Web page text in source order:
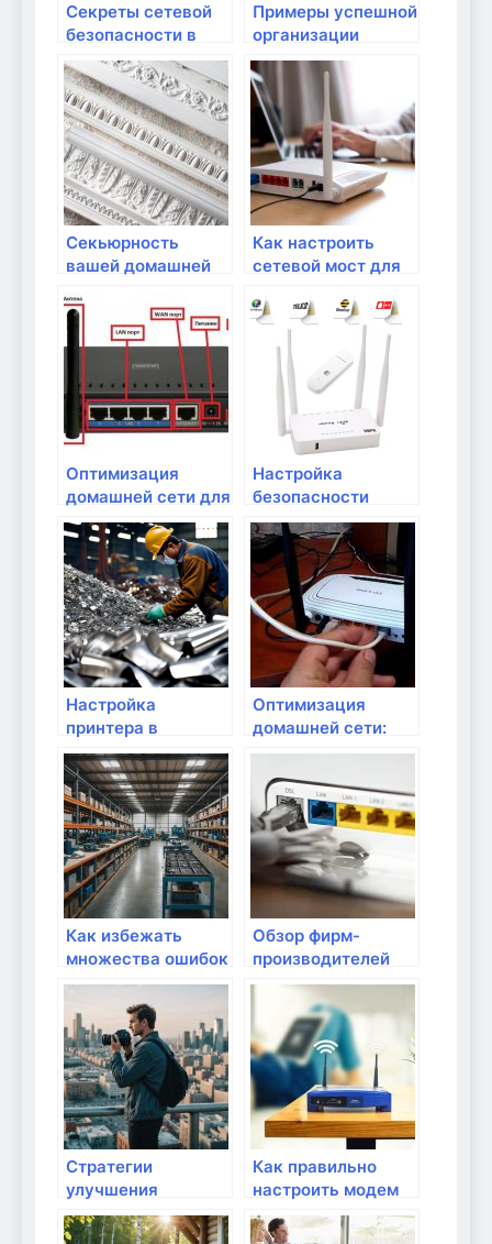
Секреты сетевой
безопасности в
вашем доме
Примеры успешной
организации
домашней сети
Секьюрность
вашей домашней
распространенные
угрозы
Как настроить
сетевой мост для
Оптимизация
домашней сети для
работы в условиях
удаленного
доступа
Настройка
безопасности
домашней сети:
советы и
рекомендации
Настройка
принтера в
домашней сети
Оптимизация
домашней сети:
что важно знать?
Как избежать
множества ошибок
в настройках
домашней сети?
Обзор фирм-
производителей
сетевой
электроники
Стратегии
улучшения
передачи данных в
домашней сети
Как правильно
настроить модем
для подключения
через сетевой